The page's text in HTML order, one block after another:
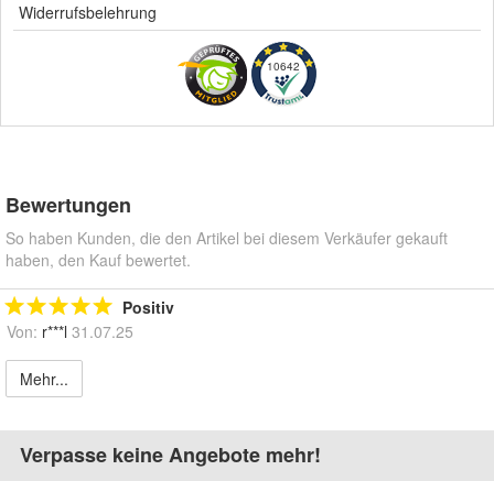
Widerrufsbelehrung
10642
Bewertungen
So haben Kunden, die den Artikel bei diesem Verkäufer gekauft
haben, den Kauf bewertet.
Positiv
Von: r***l 31.07.25
Mehr...
Verpasse keine Angebote mehr!